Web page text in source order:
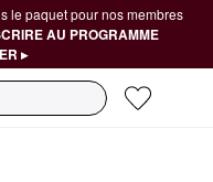
le paquet pour nos membres
AU PROGRAMME
▸